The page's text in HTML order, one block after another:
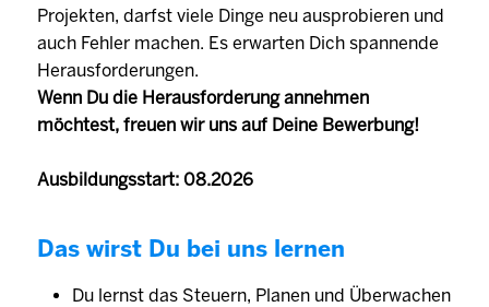
Projekten, darfst viele Dinge neu ausprobieren und
auch Fehler machen. Es erwarten Dich spannende
Herausforderungen.
Wenn Du die Herausforderung annehmen
möchtest, freuen wir uns auf Deine Bewerbung!
Ausbildungsstart: 08.2026
Das wirst Du bei uns lernen
Du lernst das Steuern, Planen und Überwachen